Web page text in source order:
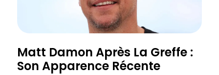
Matt Damon Après La Greffe :
Son Apparence Récente